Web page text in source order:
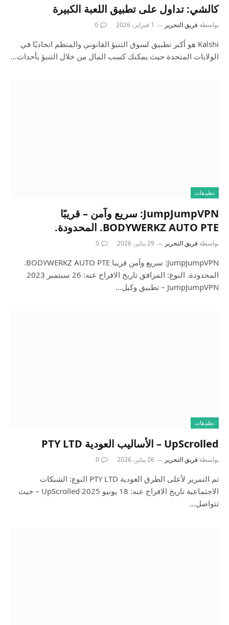
بواسطة فريق التحرير 1 فبراير، 2026 0
Kalshi هو أكبر تطبيق لسوق التنبؤ القانوني والمنظم اتحاديًا في
الولايات المتحدة حيث يمكنك كسب المال من خلال التنبؤ بأحداث…
تطبيقات
JumpJumpVPN: سريع وآمن – قريبًا
BODYWERKZ AUTO PTE. المحدودة.
بواسطة فريق التحرير 29 يناير، 2026 0
JumpJumpVPN: سريع وآمن قريبا BODYWERKZ AUTO PTE.
المحدودة. النوع: المرافق تاريخ الافراج عنه: 26 سبتمبر 2023
JumpJumpVPN – تطبيق وكيل…
تطبيقات
UpScrolled – الأساليب العودية PTY LTD
بواسطة فريق التحرير 26 يناير، 2026 0
تم التمرير لأعلى الطرق العودية PTY LTD النوع: الشبكات
الاجتماعية تاريخ الافراج عنه: 18 يونيو 2025 UpScrolled – حيث
تتواصل…